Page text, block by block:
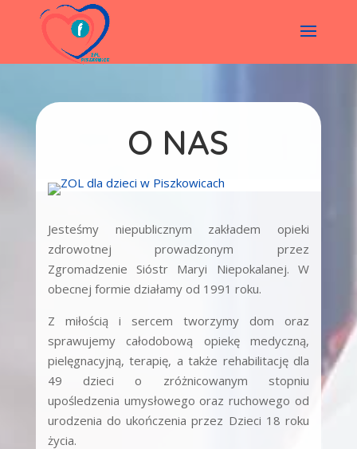
O NAS
Jesteśmy niepublicznym zakładem opieki
zdrowotnej prowadzonym przez
Zgromadzenie Sióstr Maryi Niepokalanej. W
obecnej formie działamy od 1991 roku.
Z miłością i sercem tworzymy dom oraz
sprawujemy całodobową opiekę medyczną,
pielęgnacyjną, terapię, a także rehabilitację dla
49 dzieci o zróżnicowanym stopniu
upośledzenia umysłowego oraz ruchowego od
urodzenia do ukończenia przez Dzieci 18 roku
życia.